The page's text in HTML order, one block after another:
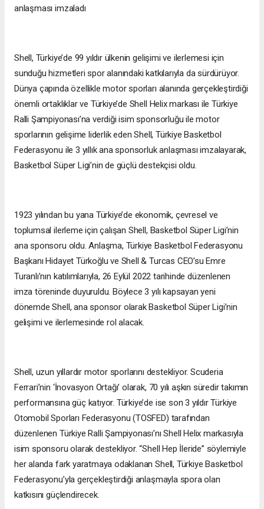
anlaşması imzaladı
Shell, Türkiye’de 99 yıldır ülkenin gelişimi ve ilerlemesi için
sunduğu hizmetleri spor alanındaki katkılarıyla da sürdürüyor.
Dünya çapında özellikle motor sporları alanında gerçekleştirdiği
önemli ortaklıklar ve Türkiye’de Shell Helix markası ile Türkiye
Ralli Şampiyonası’na verdiği isim sponsorluğu ile motor
sporlarının gelişime liderlik eden Shell, Türkiye Basketbol
Federasyonu ile 3 yıllık ana sponsorluk anlaşması imzalayarak,
Basketbol Süper Ligi’nin de güçlü destekçisi oldu.
1923 yılından bu yana Türkiye’de ekonomik, çevresel ve
toplumsal ilerleme için çalışan Shell, Basketbol Süper Ligi’nin
ana sponsoru oldu. Anlaşma, Türkiye Basketbol Federasyonu
Başkanı Hidayet Türkoğlu ve Shell & Turcas CEO’su Emre
Turanlı’nın katılımlarıyla, 26 Eylül 2022 tarihinde düzenlenen
imza töreninde duyuruldu. Böylece 3 yılı kapsayan yeni
dönemde Shell, ana sponsor olarak Basketbol Süper Ligi’nin
gelişimi ve ilerlemesinde rol alacak.
Shell, uzun yıllardır motor sporlarını destekliyor. Scuderia
Ferrari’nin ‘İnovasyon Ortağı’ olarak, 70 yılı aşkın süredir takımın
performansına güç katıyor. Türkiye’de ise son 3 yıldır Türkiye
Otomobil Sporları Federasyonu (TOSFED) tarafından
düzenlenen Türkiye Ralli Şampiyonası’nı Shell Helix markasıyla
isim sponsoru olarak destekliyor. “Shell Hep İleride” söylemiyle
her alanda fark yaratmaya odaklanan Shell, Türkiye Basketbol
Federasyonu’yla gerçekleştirdiği anlaşmayla spora olan
katkısını güçlendirecek.